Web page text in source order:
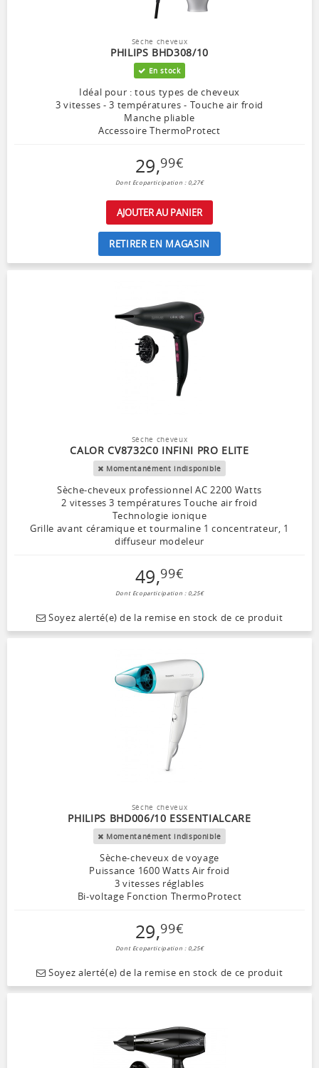
Sèche cheveux
PHILIPS BHD308/10
En stock
Idéal pour : tous types de cheveux
3 vitesses - 3 températures - Touche air froid
Manche pliable
Accessoire ThermoProtect
29,99€
Dont Ecoparticipation : 0,27€
AJOUTER AU PANIER
RETIRER EN MAGASIN
Sèche cheveux
CALOR CV8732C0 INFINI PRO ELITE
Momentanément indisponible
Sèche-cheveux professionnel AC 2200 Watts
2 vitesses 3 températures Touche air froid
Technologie ionique
Grille avant céramique et tourmaline 1 concentrateur, 1
diffuseur modeleur
49,99€
Dont Ecoparticipation : 0,25€
Soyez alerté(e) de la remise en stock de ce produit
Sèche cheveux
PHILIPS BHD006/10 ESSENTIALCARE
Momentanément indisponible
Sèche-cheveux de voyage
Puissance 1600 Watts Air froid
3 vitesses réglables
Bi-voltage Fonction ThermoProtect
29,99€
Dont Ecoparticipation : 0,25€
Soyez alerté(e) de la remise en stock de ce produit